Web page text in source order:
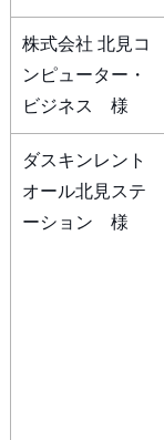
株式会社 北見コ
ンピューター・
ビジネス 様
ダスキンレント
オール北見ステ
ーション 様